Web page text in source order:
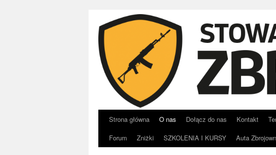
Przeskocz
Strona główna O nas Dołącz do nas Kontakt
Forum
Zniżki SZKOLENIA I KURSY Auta